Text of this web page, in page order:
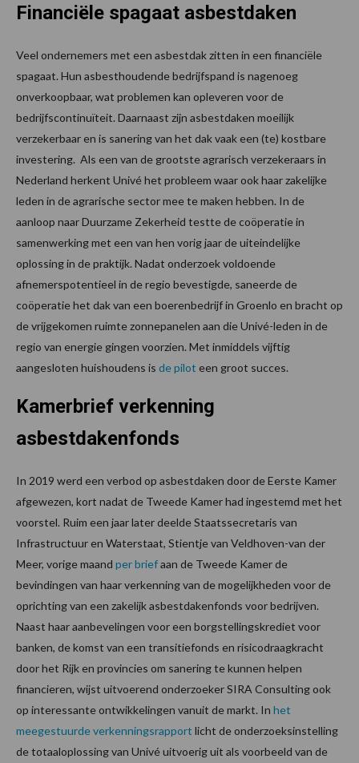
Financiële spagaat asbestdaken
Veel ondernemers met een asbestdak zitten in een financiële
spagaat. Hun asbesthoudende bedrijfspand is nagenoeg
onverkoopbaar, wat problemen kan opleveren voor de
bedrijfscontinuïteit. Daarnaast zijn asbestdaken moeilijk
verzekerbaar en is sanering van het dak vaak een (te) kostbare
investering. Als een van de grootste agrarisch verzekeraars in
Nederland herkent Univé het probleem waar ook haar zakelijke
leden in de agrarische sector mee te maken hebben. In de
aanloop naar Duurzame Zekerheid testte de coöperatie in
samenwerking met een van hen vorig jaar de uiteindelijke
oplossing in de praktijk. Nadat onderzoek voldoende
afnemerspotentieel in de regio bevestigde, saneerde de
coöperatie het dak van een boerenbedrijf in Groenlo en bracht op
de vrijgekomen ruimte zonnepanelen aan die Univé-leden in de
regio van energie gingen voorzien. Met inmiddels vijftig
aangesloten huishoudens is de pilot een groot succes.
Kamerbrief verkenning
asbestdakenfonds
In 2019 werd een verbod op asbestdaken door de Eerste Kamer
afgewezen, kort nadat de Tweede Kamer had ingestemd met het
voorstel. Ruim een jaar later deelde Staatssecretaris van
Infrastructuur en Waterstaat, Stientje van Veldhoven-van der
Meer, vorige maand per briefaan de Tweede Kamer de
bevindingen van haar verkenning van de mogelijkheden voor de
oprichting van een zakelijk asbestdakenfonds voor bedrijven.
Naast haar aanbevelingen voor een borgstellingskrediet voor
banken, de komst van een transitiefonds en risicodraagkracht
door het Rijk en provincies om sanering te kunnen helpen
financieren, wijst uitvoerend onderzoeker SIRA Consulting ook
op interessante ontwikkelingen vanuit de markt. In het
meegestuurde verkenningsrapport licht de onderzoeksinstelling
de totaaloplossing van Univé uitvoerig uit als voorbeeld van de